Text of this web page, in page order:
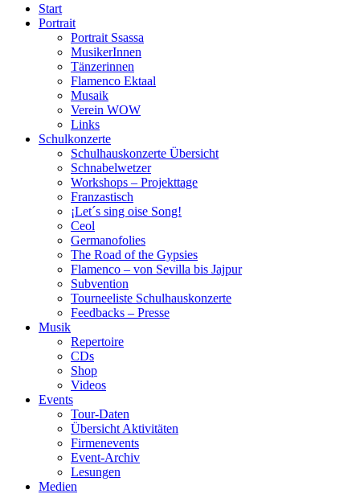
Start
Portrait
Portrait Ssassa
MusikerInnen
Tänzerinnen
Flamenco Ektaal
Musaik
Verein WOW
Links
Schulkonzerte
Schulhauskonzerte Übersicht
Schnabelwetzer
Workshops – Projekttage
Franzastisch
¡Let´s sing oise Song!
Ceol
Germanofolies
The Road of the Gypsies
Flamenco – von Sevilla bis Jajpur
Subvention
Tourneeliste Schulhauskonzerte
Feedbacks – Presse
Musik
Repertoire
CDs
Shop
Videos
Events
Tour-Daten
Übersicht Aktivitäten
Firmenevents
Event-Archiv
Lesungen
Medien